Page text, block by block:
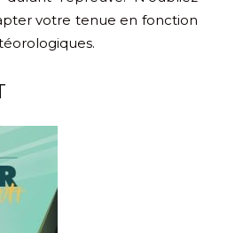
votre tenue en fonction